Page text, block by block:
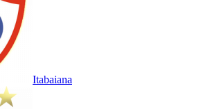
Itabaiana